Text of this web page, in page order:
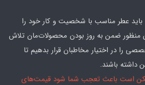
عطر مناسب با شخصیت و کار خود را
منظور ضمن به روز بودن محصولات‌مان تلاش
را در اختیار مخاطبان قرار بدهیم تا
داشته باشند.
است باعث تعجب شما شود قیمت‌های